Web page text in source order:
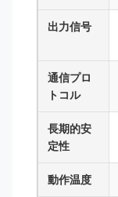
出力信号
通信プロ
トコル
長期的安
定性
動作温度